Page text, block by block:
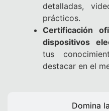
Domina
detalladas,
prácticos.
Certificación
dispositivos
tus
destacar en el